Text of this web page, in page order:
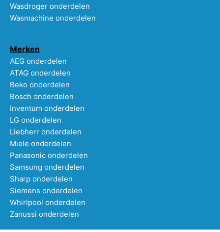
Wasdroger onderdelen
Wasmachine onderdelen
Merken
AEG onderdelen
ATAG onderdelen
Beko onderdelen
Bosch onderdelen
Inventum onderdelen
LG onderdelen
Liebherr onderdelen
Miele onderdelen
Panasonic onderdelen
Samsung onderdelen
Sharp onderdelen
Siemens onderdelen
Whirlpool onderdelen
Zanussi onderdelen